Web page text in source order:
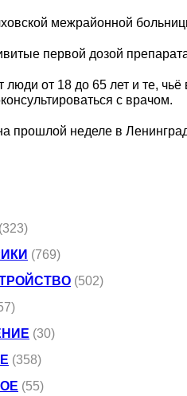
межрайонной
первой дозой
люди от 18 до 65 лет и те,
с врачом.
прошлой неделе в
(323)
(769)
(502)
(30)
(358)
(55)